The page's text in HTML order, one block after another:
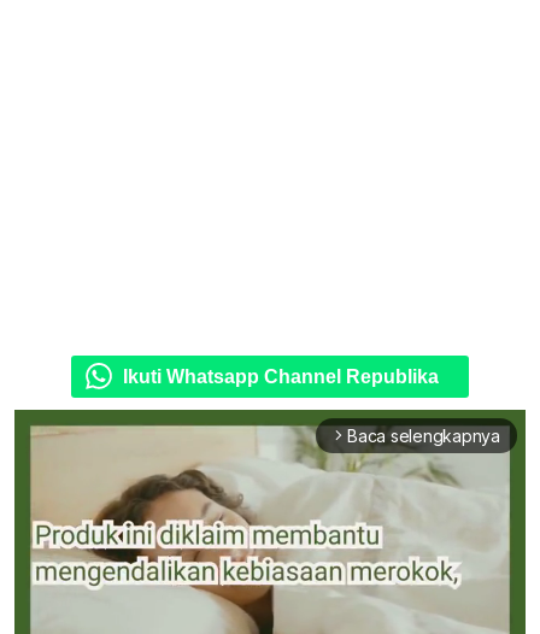
Ikuti Whatsapp Channel Republika
arrow_forward_ios Baca selengkapnya